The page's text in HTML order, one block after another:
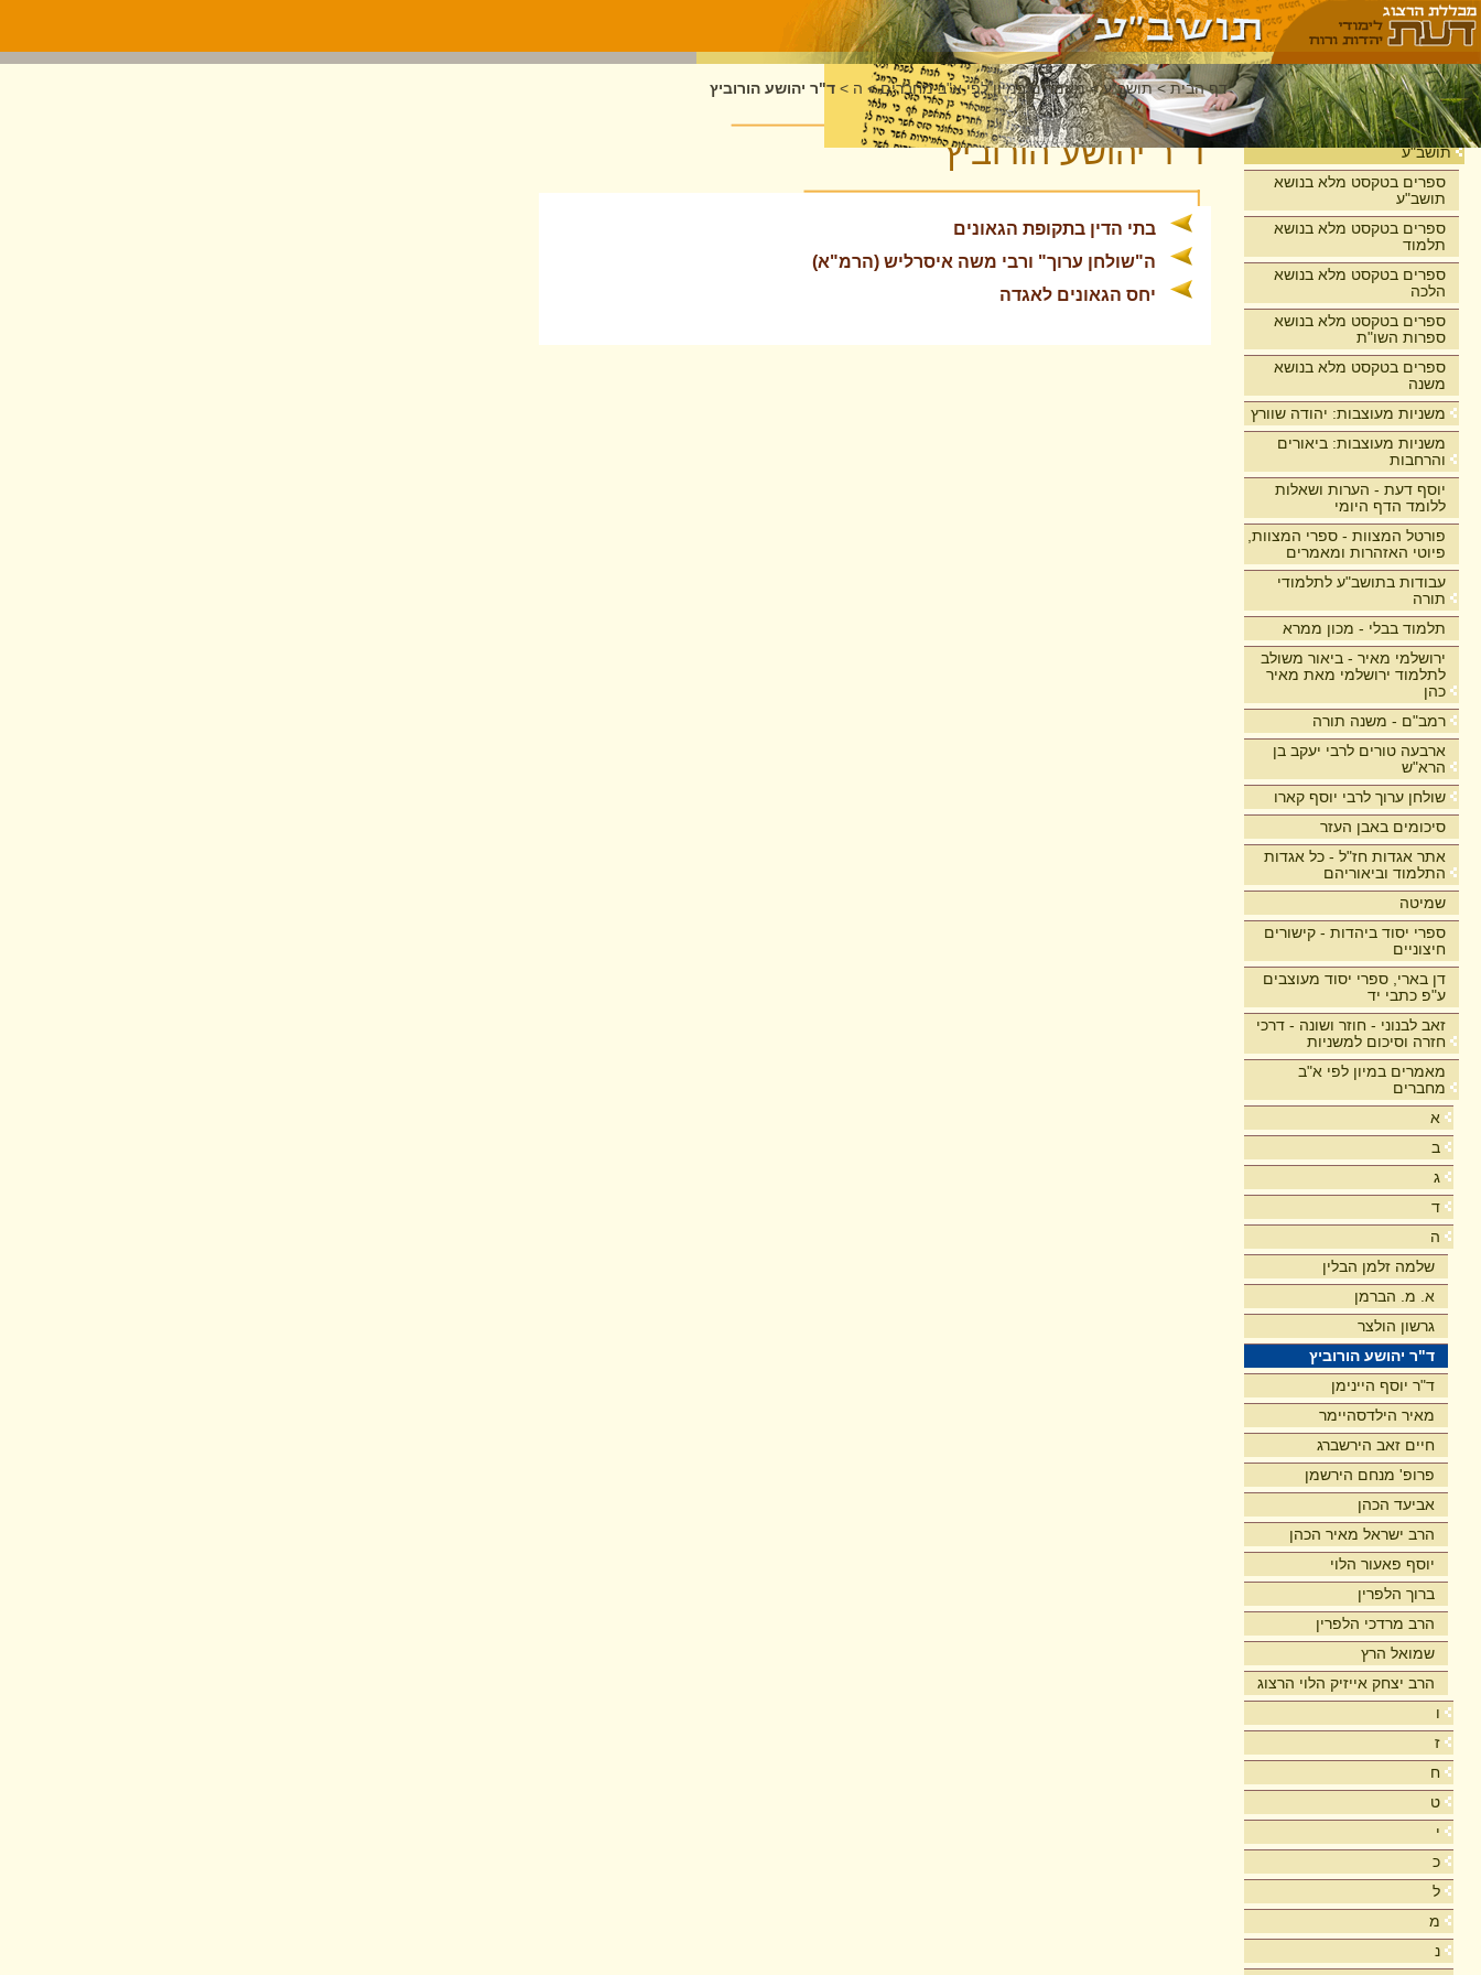
בית
תושב"ע
ספרים בטקסט מלא בנושא
תושב"ע
ספרים בטקסט מלא בנושא
תלמוד
ספרים בטקסט מלא בנושא
הלכה
ספרים בטקסט מלא בנושא
ספרות השו"ת
ספרים בטקסט מלא בנושא
משנה
משניות מעוצבות: יהודה שוורץ
משניות מעוצבות: ביאורים
והרחבות
יוסף דעת - הערות ושאלות
ללומד הדף היומי
פורטל המצוות - ספרי המצוות,
פיוטי האזהרות ומאמרים
עבודות בתושב"ע לתלמודי
תורה
תלמוד בבלי - מכון ממרא
ירושלמי מאיר - ביאור משולב
לתלמוד ירושלמי מאת מאיר
כהן
רמב"ם - משנה תורה
ארבעה טורים לרבי יעקב בן
הרא"ש
שולחן ערוך לרבי יוסף קארו
סיכומים באבן העזר
אתר אגדות חז"ל - כל אגדות
התלמוד וביאוריהם
שמיטה
ספרי יסוד ביהדות - קישורים
חיצוניים
דן בארי, ספרי יסוד מעוצבים
ע"פ כתבי יד
זאב לבנוני - חוזר ושונה - דרכי
חזרה וסיכום למשניות
מאמרים במיון לפי א"ב
מחברים
א
ב
ג
ד
ה
שלמה זלמן הבלין
א. מ. הברמן
גרשון הולצר
ד"ר יהושע הורוביץ
ד"ר יוסף היינימן
מאיר הילדסהיימר
חיים זאב הירשברג
פרופ' מנחם הירשמן
אביעד הכהן
הרב ישראל מאיר הכהן
יוסף פאעור הלוי
ברוך הלפרין
הרב מרדכי הלפרין
שמואל הרץ
הרב יצחק אייזיק הלוי הרצוג
ו
ז
ח
ט
י
כ
ל
מ
נ
דף הבית >תושב"ע >מאמרים במיון לפי א"ב מחברים > ה > ד"ר יהושע הורוביץ
ד"ר יהושע הורוביץ
בתי הדין בתקופת הגאונים
ה"שולחן ערוך" ורבי משה איסרליש (הרמ"א)
יחס הגאונים לאגדה